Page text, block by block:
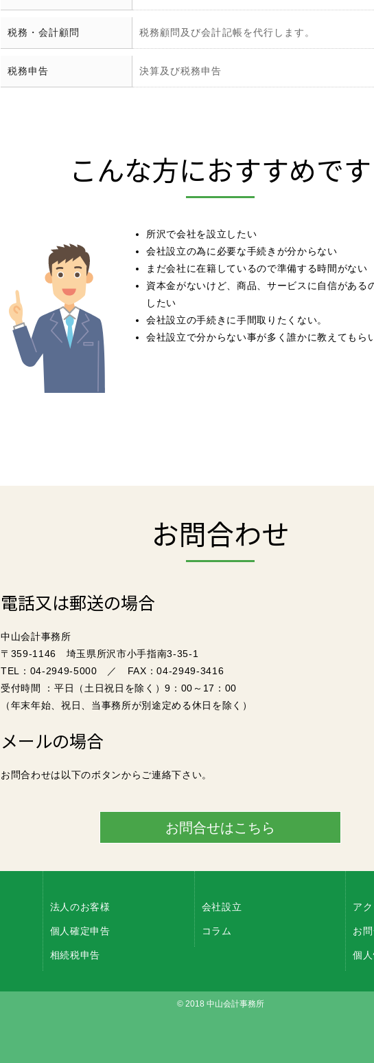
税務・会計顧問 税務顧問及び会計記帳を代行します。
税務申告 決算及び税務申告
こんな方におすすめです
所沢で会社を設立したい
会社設立の為に必要な手続きが分からない
まだ会社に在籍しているので準備する時間がない
資本金がないけど、商品、サービスに自信がある
したい
会社設立の手続きに手間取りたくない。
会社設立で分からない事が多く誰かに教えてもら
お問合わせ
電話又は郵送の場合
中山会計事務所
〒359-1146 埼玉県所沢市小手指南3-35-1
TEL：04-2949-5000 ／ FAX：04-2949-3416
受付時間 ：平日（土日祝日を除く）9：00～17：00
（年末年始、祝日、当事務所が別途定める休日を除く）
メールの場合
お問合わせは以下のボタンからご連絡下さい。
お問合せはこちら
法人のお客様
個人確定申告
相続税申告
会社設立
コラム
ア
お
個
© 2018 中山会計事務所